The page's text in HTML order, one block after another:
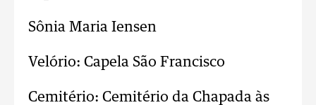
Sônia Maria Iensen
Velório: Capela São Francisco
Cemitério: Cemitério da Chapada às